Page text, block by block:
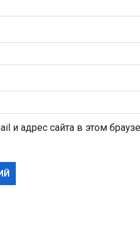
и адрес сайта в этом